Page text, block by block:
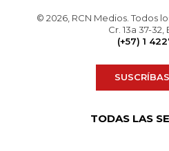
© 2026, RCN Medios. Todos
Cr. 13a 37-
(+57) 1
TODAS LAS